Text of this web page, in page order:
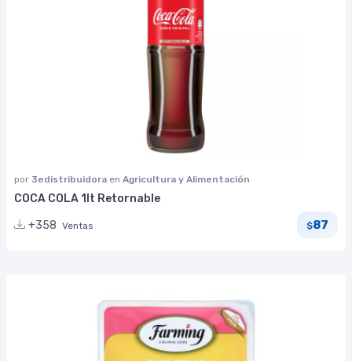
por 3edistribuidora en Agricultura y Alimentación
COCA COLA 1lt Retornable
+358 Ventas $87